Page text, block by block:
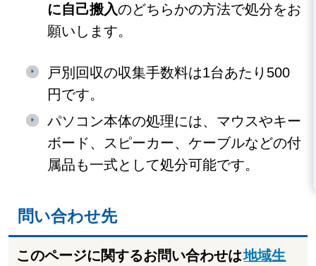
に自己搬入のどちらかの方法で処分をお
願いします。
戸別回収の収集手数料は1台あたり500
円です。
パソコン本体の処理には、マウスやキー
ボード、スピーカー、ケーブルなどの付
属品も一式として処分可能です。
問い合わせ先
このページに関するお問い合わせは地域生